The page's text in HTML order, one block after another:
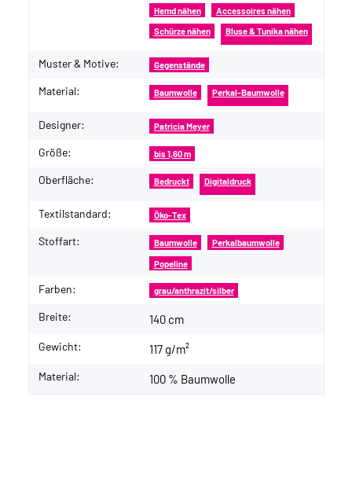
Hemd nähen Accessoires nähen
Schürze nähen Bluse & Tunika nähen
Muster & Motive: Gegenstände
Material: Baumwolle Perkal-Baumwolle
Designer: Patricia Meyer
Größe: bis 1,60 m
Oberfläche: Bedruckt Digitaldruck
Textilstandard: Öko-Tex
Stoffart: Baumwolle Perkalbaumwolle
Popeline
Farben: grau/anthrazit/silber
Breite: 140 cm
Gewicht: 117 g/m²
Material: 100 % Baumwolle